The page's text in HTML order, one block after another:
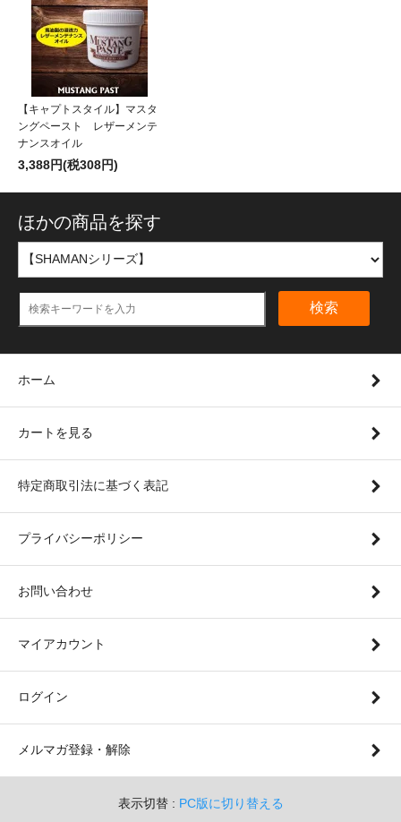
【キャプトスタイル】マスタ
ングペースト レザーメンテ
ナンスオイル
3,388円(税308円)
ほかの商品を探す
検索
ホーム
カートを見る
特定商取引法に基づく表記
プライバシーポリシー
お問い合わせ
マイアカウント
ログイン
メルマガ登録・解除
表示切替 : PC版に切り替える